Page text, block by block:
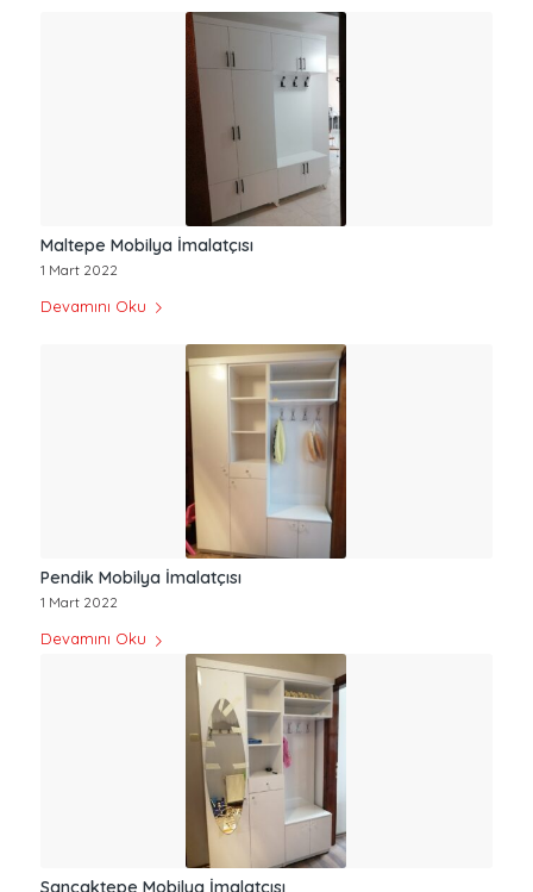
Maltepe Mobilya İmalatçısı
1 Mart 2022
Devamını Oku
Pendik Mobilya İmalatçısı
1 Mart 2022
Devamını Oku
Sancaktepe Mobilya İmalatçısı